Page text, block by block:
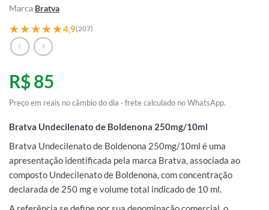
Marca Bratva
★★★★★
★★★★★4,9(207)
R$ 85
Preço em reais no câmbio do dia · frete calculado no WhatsApp.
Bratva Undecilenato de Boldenona 250mg/10ml
Bratva Undecilenato de Boldenona 250mg/10ml é uma
apresentação identificada pela marca Bratva, associada ao
composto Undecilenato de Boldenona, com concentração
declarada de 250 mg e volume total indicado de 10 ml.